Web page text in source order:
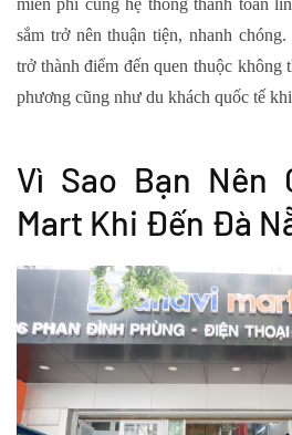
miễn phí cùng hệ thống thanh toán
sắm trở nên thuận tiện, nhanh
trở thành điểm đến quen thuộc không
phương cũng như du khách quốc tế
Vì Sao Bạn Nên
Mart Khi Đến Đà